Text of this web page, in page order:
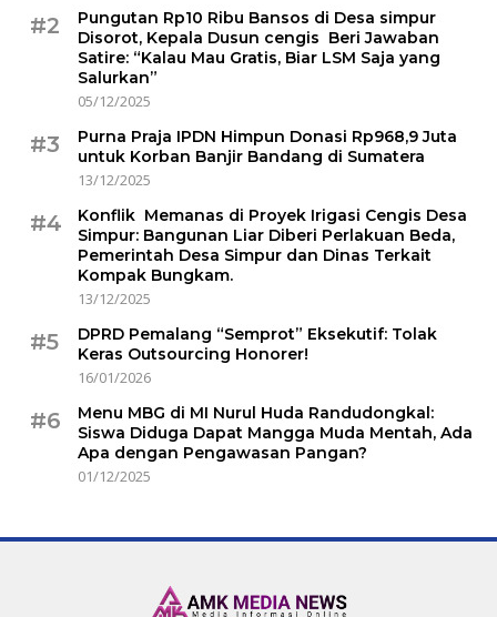
#2
Pungutan Rp10 Ribu Bansos di Desa simpur
Disorot, Kepala Dusun cengis Beri Jawaban
Satire: “Kalau Mau Gratis, Biar LSM Saja yang
Salurkan”
05/12/2025
#3
Purna Praja IPDN Himpun Donasi Rp968,9 Juta
untuk Korban Banjir Bandang di Sumatera
13/12/2025
#4
Konflik Memanas di Proyek Irigasi Cengis Desa
Simpur: Bangunan Liar Diberi Perlakuan Beda,
Pemerintah Desa Simpur dan Dinas Terkait
Kompak Bungkam.
13/12/2025
#5
DPRD Pemalang “Semprot” Eksekutif: Tolak
Keras Outsourcing Honorer!
16/01/2026
#6
Menu MBG di MI Nurul Huda Randudongkal:
Siswa Diduga Dapat Mangga Muda Mentah, Ada
Apa dengan Pengawasan Pangan?
01/12/2025